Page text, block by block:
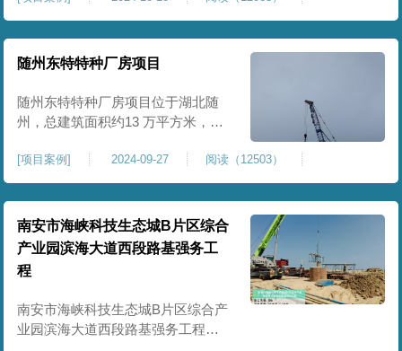
药制剂项目施工，二期为20万吨新
型特种糖蜜肥料项目，两期项目都
采用基础承台加强夯和普通强夯施
使用要求，单独对基础承台位置地
基进行置换加强夯，其他区域采用
随州东特特种厂房项目
随州东特特种厂房项目位于湖北随
州，总建筑面积约13 万平方米，为
载力与均匀性要求严苛。项目于
2024 年 9 月正式开工，地基处理采
用高能级强夯施工工艺，通过大吨
位重锤动力固结，全面提升场地密
实度与承载性能，满足重载车间、
设备基础与行车轨道的长期稳定运
行要求。项目严格遵循强夯地基处
[项目案例] 2024-09-27 阅读（12503）
南安市海峡科技生态城B片区综合
产业园滨海大道西段路基强务工
程
南安市海峡科技生态城B片区综合产
业园滨海大道西段路基强务工程位